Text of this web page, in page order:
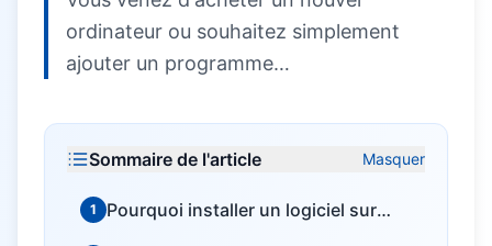
ordinateur ou souhaitez simplement
ajouter un programme…
Sommaire de l'article Masquer
1
Pourquoi installer un logiciel sur